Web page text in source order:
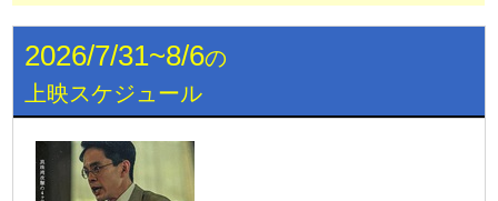
2026/7/31~8/6の
上映スケジュール